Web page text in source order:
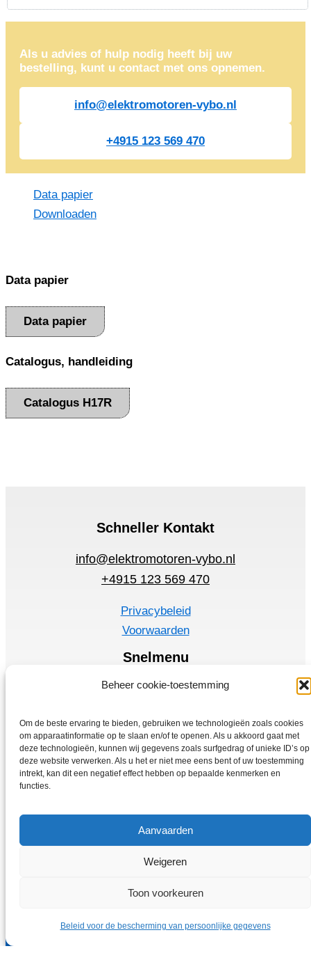
Beheer cookie-toestemming
Om de beste ervaring te bieden, gebruiken we technologieën zoals cookies
om apparaatinformatie op te slaan en/of te openen. Als u akkoord gaat met
deze technologieën, kunnen wij gegevens zoals surfgedrag of unieke ID’s op
deze website verwerken. Als u het er niet mee eens bent of uw toestemming
intrekt, kan dit een negatief effect hebben op bepaalde kenmerken en
functies.
Aanvaarden
Weigeren
Toon voorkeuren
Beleid voor de bescherming van persoonlijke gegevens
Als u advies of hulp nodig heeft bij uw
bestelling, kunt u contact met ons opnemen.
info@elektromotoren-vybo.nl
+4915 123 569 470
Data papier
Downloaden
Data papier
Data papier
Catalogus, handleiding
Catalogus H17R
Schneller Kontakt
info@elektromotoren-vybo.nl
+4915 123 569 470
Privacybeleid
Voorwaarden
Snelmenu
Elektromotoren
Thuis
Winkel
Copyright © 2026 Elektromotoren-Vybo.nl | VYBO Electric